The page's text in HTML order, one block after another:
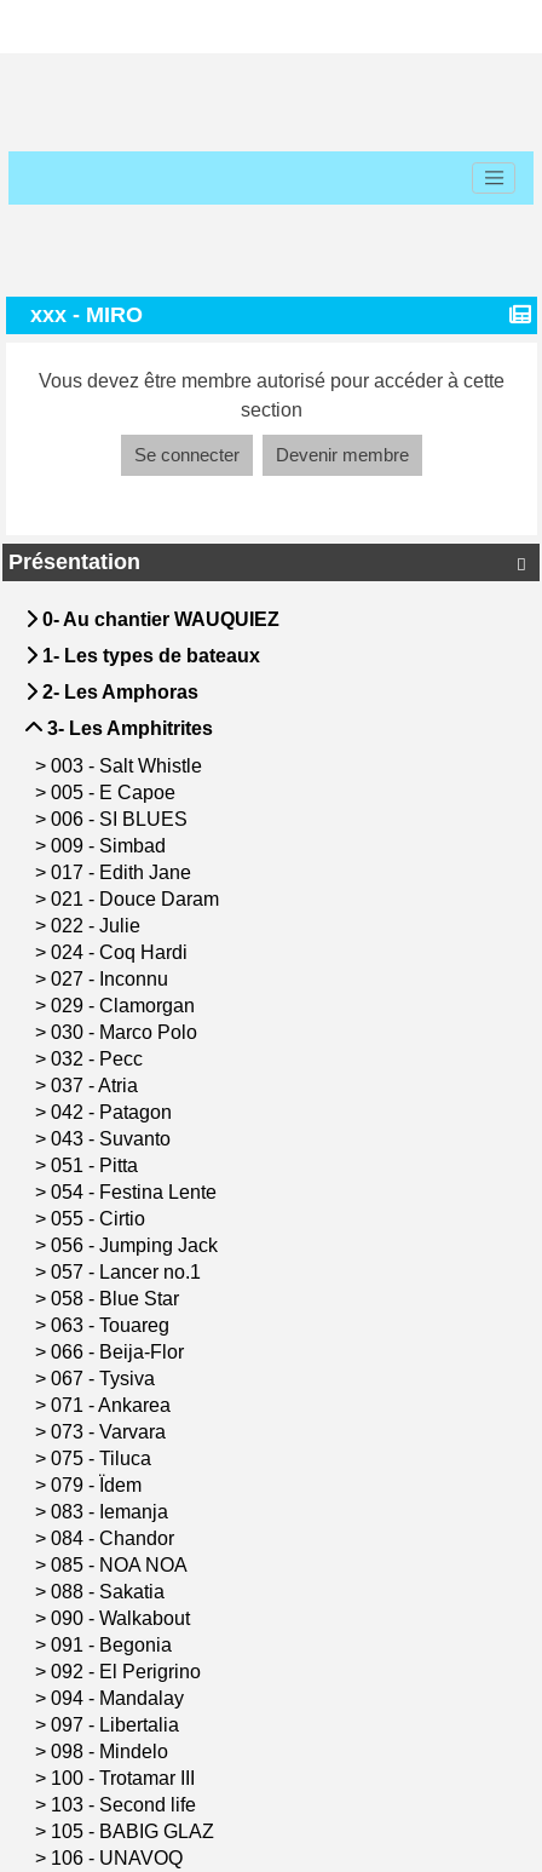

Présentation
0- Au chantier WAUQUIEZ
1- Les types de bateaux
2- Les Amphoras
3- Les Amphitrites
> 003 - Salt Whistle
> 005 - E Capoe
> 006 - SI BLUES
> 009 - Simbad
> 017 - Edith Jane
> 021 - Douce Daram
> 022 - Julie
> 024 - Coq Hardi
> 027 - Inconnu
> 029 - Clamorgan
> 030 - Marco Polo
> 032 - Pecc
> 037 - Atria
> 042 - Patagon
> 043 - Suvanto
> 051 - Pitta
> 054 - Festina Lente
> 055 - Cirtio
> 056 - Jumping Jack
> 057 - Lancer no.1
> 058 - Blue Star
> 063 - Touareg
> 066 - Beija-Flor
> 067 - Tysiva
> 071 - Ankarea
> 073 - Varvara
> 075 - Tiluca
> 079 - Ïdem
> 083 - Iemanja
> 084 - Chandor
> 085 - NOA NOA
> 088 - Sakatia
> 090 - Walkabout
> 091 - Begonia
> 092 - El Perigrino
> 094 - Mandalay
> 097 - Libertalia
> 098 - Mindelo
> 100 - Trotamar III
> 103 - Second life
> 105 - BABIG GLAZ
> 106 - UNAVOQ
xxx - MIRO
Vous devez être membre autorisé pour accéder à cette
section
Se connecter Devenir membre